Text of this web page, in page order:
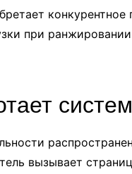
при
вызывает